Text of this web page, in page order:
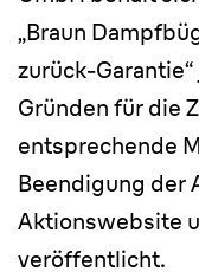
„Braun
zurück-
Gründen für die
entsprechende
Beendigung der
Aktionswebsite
veröffentlicht.